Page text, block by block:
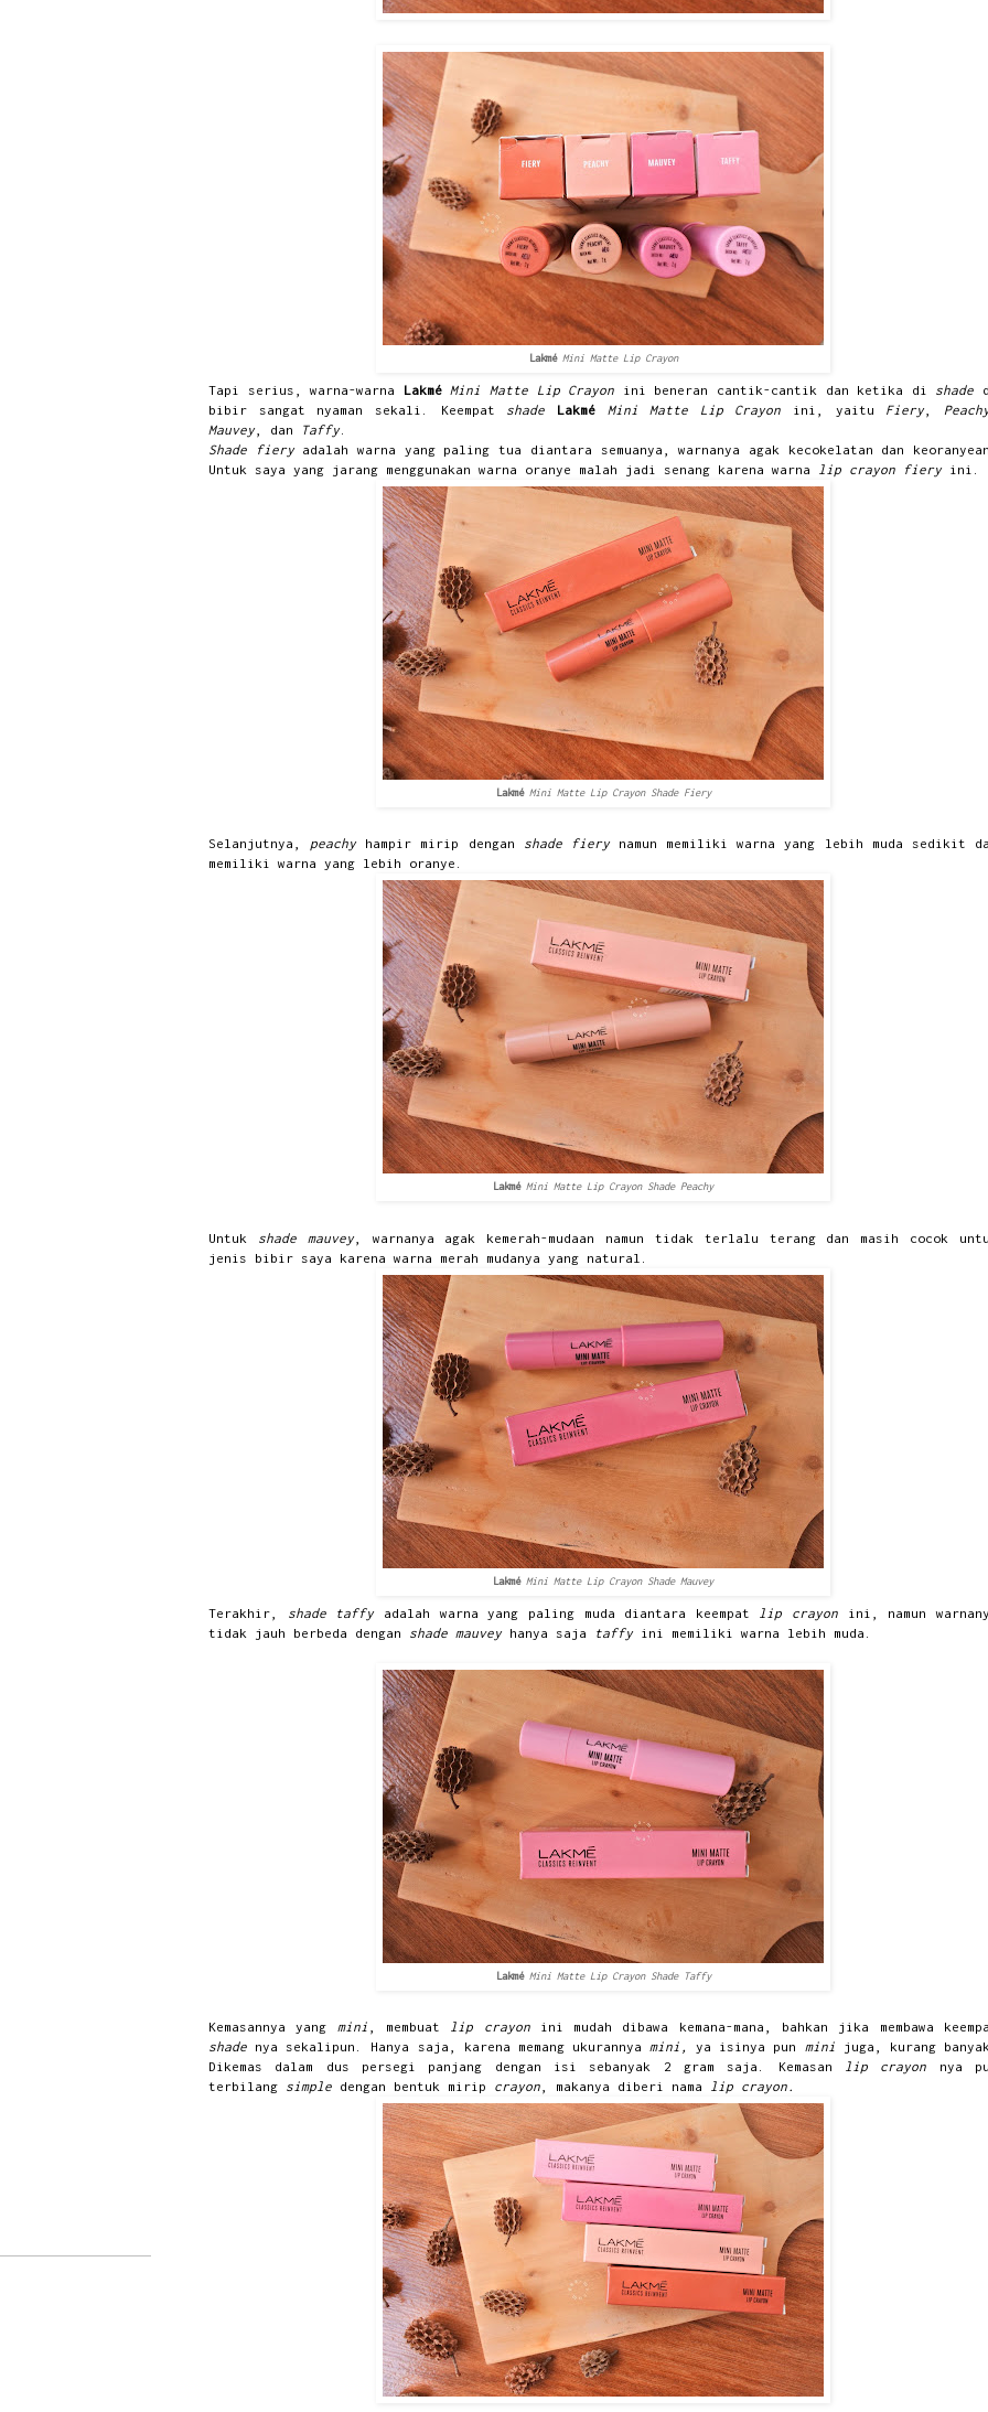
Lakmé Mini Matte Lip Crayon
Tapi serius, warna-warna Lakmé Mini Matte Lip Crayon ini beneran cantik-cantik dan ketika di shade
bibir sangat nyaman sekali. Keempat shade Lakmé Mini Matte Lip Crayon ini, yaitu Fiery,
Mauvey, dan Taffy.
Shade
fiery adalah warna yang paling tua diantara semuanya, warnanya agak kecokelatan dan
Untuk saya yang jarang menggunakan warna oranye malah jadi senang karena warna
lip crayon fiery ini.
Lakmé Mini Matte Lip Crayon Shade Fiery
Selanjutnya, peachy hampir mirip dengan shade fierynamun memiliki warna yang lebih muda sedikit
memiliki warna yang lebih oranye.
Lakmé Mini Matte Lip Crayon Shade Peachy
Untuk shade mauvey, warnanya agak kemerah-mudaan namun tidak terlalu terang dan masih cocok
jenis bibir saya karena warna merah mudanya yang natural.
Lakmé Mini Matte Lip Crayon Shade Mauvey
Terakhir, shade taffyadalah warna yang paling muda diantara keempat lip crayon ini, namun
tidak jauh berbeda dengan shade mauveyhanya saja taffy ini memiliki warna lebih muda.
Lakmé Mini Matte Lip Crayon Shade Taffy
Kemasannya yang mini , membuat lip crayon ini mudah dibawa kemana-mana, bahkan jika membawa
shade nya sekalipun. Hanya saja, karena memang ukurannyamini,ya isinya pun mini juga, kurang
Dikemas dalam dus persegi panjang dengan isi sebanyak 2 gram saja. Kemasan lip crayon nya
terbilang simple dengan bentuk mirip crayon, makanya diberi nama lip crayon.